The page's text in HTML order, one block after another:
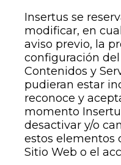
Insertus se
modificar, en
aviso previo, la
configuración
Contenidos y
pudieran estar
reconoce y
momento
desactivar y/o
estos elementos
Sitio Web o el